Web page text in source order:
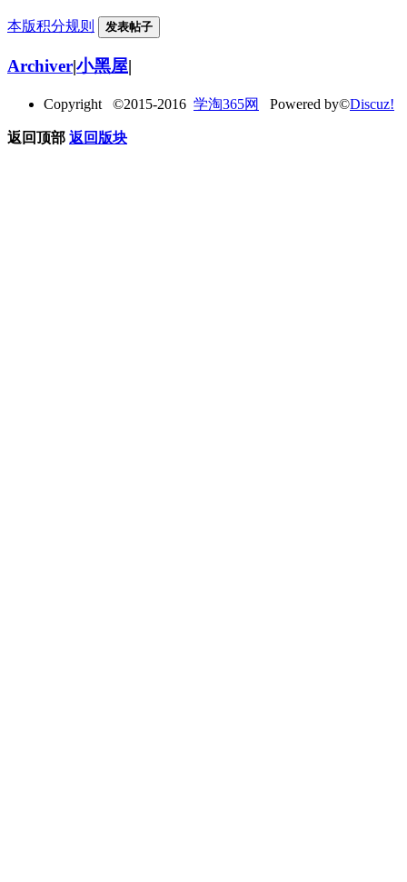
本版积分规则 发表帖子
Archiver|小黑屋|
Copyright ©2015-2016 学淘365网 Powered by©Discuz!
返回顶部 返回版块